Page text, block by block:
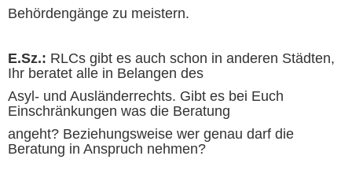
Behördengänge zu meistern.
E.Sz.: RLCs gibt es auch schon in anderen Städten,
Ihr beratet alle in Belangen des
Asyl- und Ausländerrechts. Gibt es bei Euch
Einschränkungen was die Beratung
angeht? Beziehungsweise wer genau darf die
Beratung in Anspruch nehmen?